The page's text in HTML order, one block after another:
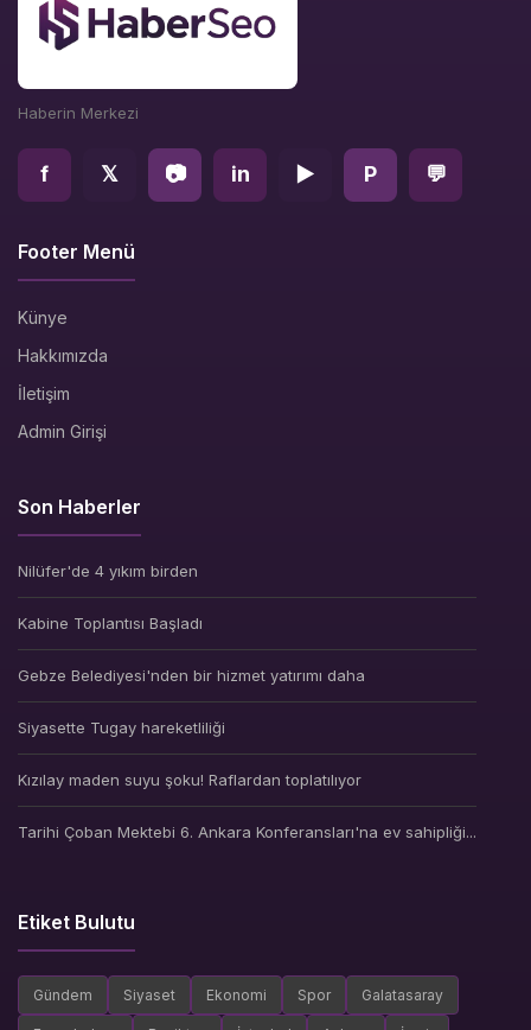
Haberin Merkezi
f 𝕏 📷 in ▶ P 💬
Footer Menü
Künye
Hakkımızda
İletişim
Admin Girişi
Son Haberler
Nilüfer'de 4 yıkım birden
Kabine Toplantısı Başladı
Gebze Belediyesi'nden bir hizmet yatırımı daha
Siyasette Tugay hareketliliği
Kızılay maden suyu şoku! Raflardan toplatılıyor
Tarihi Çoban Mektebi 6. Ankara Konferansları'na ev sahipliği...
Etiket Bulutu
Gündem Siyaset Ekonomi Spor Galatasaray